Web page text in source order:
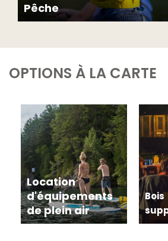
Pêche
durant votre séjour. N’oubliez pas
OPTIONS À LA CARTE
Location
d'équipements
de plein air
Bois